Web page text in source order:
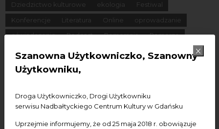
Szanowna Użytkowniczko, Szanowny
Użytkowniku,
Droga Użytkowniczko, Drogi Użytkowniku
serwisu Nadbałtyckiego Centrum Kultury w Gdańsku
Uprzejmie informujemy, że od 25 maja 2018 r. obowiązuje
Dziedzictwo kulturowe
ekologia
Festiwal
Konferencje
Literatura Online
oprowadzanie
oświadczenie
Podcast Pomerania
Pomorze
wydarzenia bezpłatne
wydarzenia płatne
wydarzenie dostępne
Data początkowa